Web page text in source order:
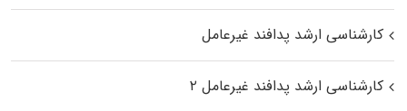
کارشناسی ارشد پدافند غیرعامل
کارشناسی ارشد پدافند غیرعامل ۲